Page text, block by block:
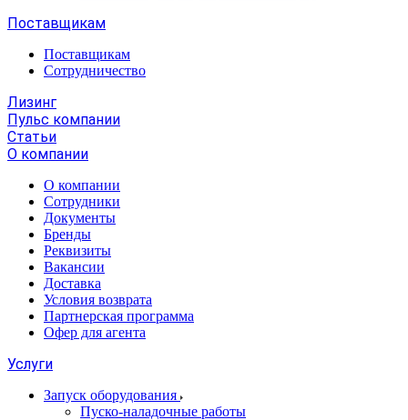
Поставщикам
Поставщикам
Сотрудничество
Лизинг
Пульс компании
Статьи
О компании
О компании
Сотрудники
Документы
Бренды
Реквизиты
Вакансии
Доставка
Условия возврата
Партнерская программа
Офер для агента
Услуги
Запуск оборудования
Пуско-наладочные работы